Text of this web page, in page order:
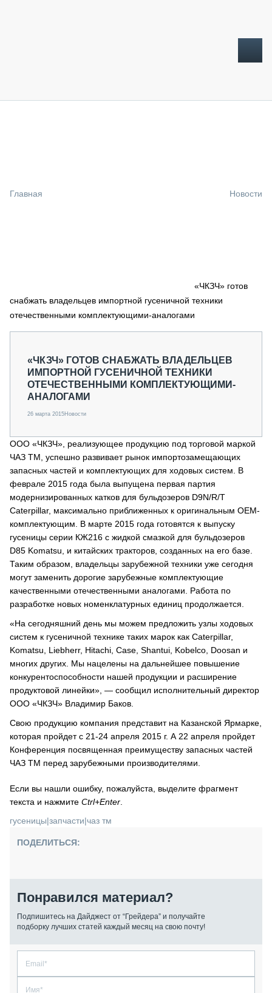
СПЕЦПРОЕКТЫ
МЕРОПРИЯТИЯ
СТАТЬИ ПО КАТЕГОРИЯМ ТЕХНИКИ
Главная Новости
«ЧКЗЧ» готов
снабжать владельцев импортной гусеничной техники
отечественными комплектующими-аналогами
«ЧКЗЧ» ГОТОВ СНАБЖАТЬ ВЛАДЕЛЬЦЕВ
ИМПОРТНОЙ ГУСЕНИЧНОЙ ТЕХНИКИ
ОТЕЧЕСТВЕННЫМИ КОМПЛЕКТУЮЩИМИ-
АНАЛОГАМИ
26 марта 2015Новости
ООО «ЧКЗЧ», реализующее продукцию под торговой маркой
ЧАЗ ТМ, успешно развивает рынок импортозамещающих
запасных частей и комплектующих для ходовых систем. В
феврале 2015 года была выпущена первая партия
модернизированных катков для бульдозеров D9N/R/T
Caterpillar, максимально приближенных к оригинальным ОЕМ-
комплектующим. В марте 2015 года готовятся к выпуску
гусеницы серии КЖ216 с жидкой смазкой для бульдозеров
D85 Komatsu, и китайских тракторов, созданных на его базе.
Таким образом, владельцы зарубежной техники уже сегодня
могут заменить дорогие зарубежные комплектующие
качественными отечественными аналогами. Работа по
разработке новых номенклатурных единиц продолжается.
«На сегодняшний день мы можем предложить узлы ходовых
систем к гусеничной технике таких марок как Caterpillar,
Komatsu, Liebherr, Hitachi, Case, Shantui, Kobelco, Doosan и
многих других. Мы нацелены на дальнейшее повышение
конкурентоспособности нашей продукции и расширение
продуктовой линейки», — сообщил исполнительный директор
ООО «ЧКЗЧ» Владимир Баков.
Свою продукцию компания представит на Казанской Ярмарке,
которая пройдет с 21-24 апреля 2015 г. А 22 апреля пройдет
Конференция посвященная преимуществу запасных частей
ЧАЗ ТМ перед зарубежными производителями.
Если вы нашли ошибку, пожалуйста, выделите фрагмент
текста и нажмите Ctrl+Enter
гусеницы|запчасти|чаз тм
ПОДЕЛИТЬСЯ:
Понравился материал?
Подпишитесь на Дайджест от “Грейдера” и получайте
подборку лучших статей каждый месяц на свою почту!